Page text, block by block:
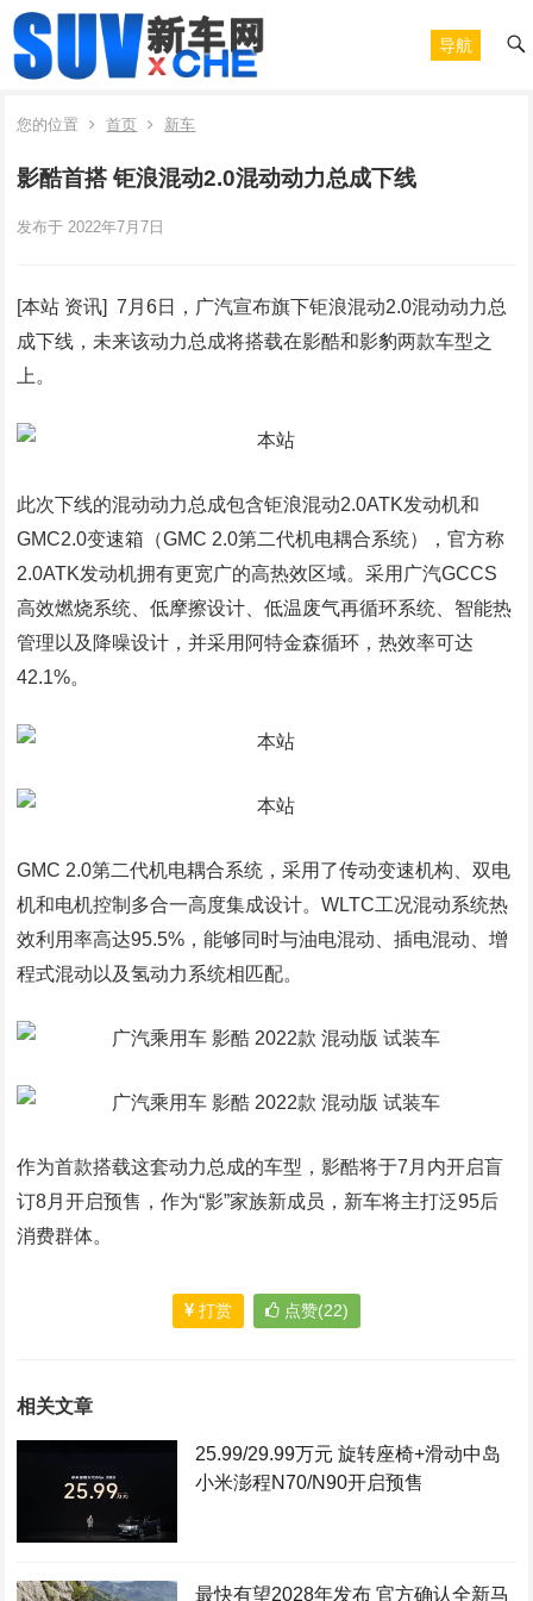
导航
您的位置 首页 新车
影酷首搭 钜浪混动2.0混动动力总成下线
发布于 2022年7月7日
[本站 资讯] 7月6日，广汽宣布旗下钜浪混动2.0混动动力总
成下线，未来该动力总成将搭载在影酷和影豹两款车型之
上。
此次下线的混动动力总成包含钜浪混动2.0ATK发动机和
GMC2.0变速箱（GMC 2.0第二代机电耦合系统），官方称
2.0ATK发动机拥有更宽广的高热效区域。采用广汽GCCS
高效燃烧系统、低摩擦设计、低温废气再循环系统、智能热
管理以及降噪设计，并采用阿特金森循环，热效率可达
42.1%。
GMC 2.0第二代机电耦合系统，采用了传动变速机构、双电
机和电机控制多合一高度集成设计。WLTC工况混动系统热
效利用率高达95.5%，能够同时与油电混动、插电混动、增
程式混动以及氢动力系统相匹配。
作为首款搭载这套动力总成的车型，影酷将于7月内开启盲
订8月开启预售，作为“影”家族新成员，新车将主打泛95后
消费群体。
打赏 点赞(22)
相关文章
25.99/29.99万元 旋转座椅+滑动中岛
小米澎程N70/N90开启预售
最快有望2028年发布 官方确认全新马